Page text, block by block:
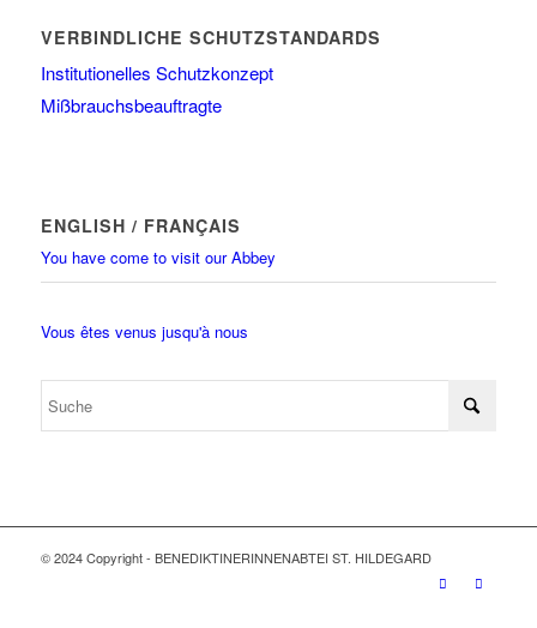
VERBINDLICHE SCHUTZSTANDARDS
Institutionelles Schutzkonzept
Mißbrauchsbeauftragte
ENGLISH / FRANÇAIS
You have come to visit our Abbey
Vous êtes venus jusqu'à nous
© 2024 Copyright - BENEDIKTINERINNENABTEI ST. HILDEGARD